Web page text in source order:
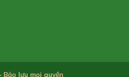
lưu mọi quyền